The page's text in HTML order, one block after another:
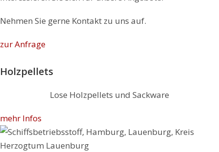
Nehmen Sie gerne Kontakt zu uns auf.
zur Anfrage
Holzpellets
Lose Holzpellets und Sackware
mehr Infos